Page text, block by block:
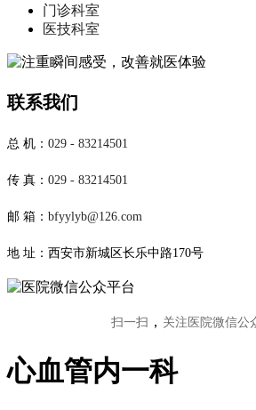
门诊科室
医技科室
联系我们
总 机： 029 - 83214501
传 真： 029 - 83214501
邮 箱： bfyylyb@126.com
地 址：西安市新城区长乐中路170号
扫一扫 ， 关注医院微信公
心血管内一科